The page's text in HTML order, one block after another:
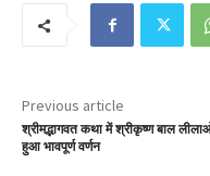
Previous article
श्रीमद्भागवत कथा में श्रीकृष्ण बाल
हुआ भावपूर्ण वर्णन